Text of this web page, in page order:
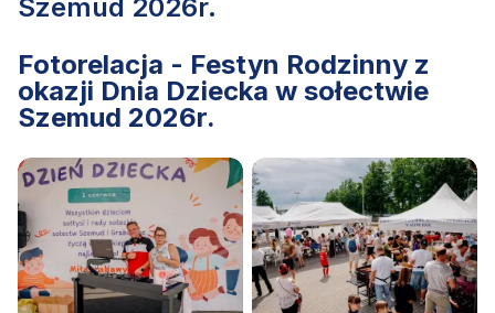
Szemud 2026r.
Fotorelacja - Festyn Rodzinny z
okazji Dnia Dziecka w sołectwie
Szemud 2026r.